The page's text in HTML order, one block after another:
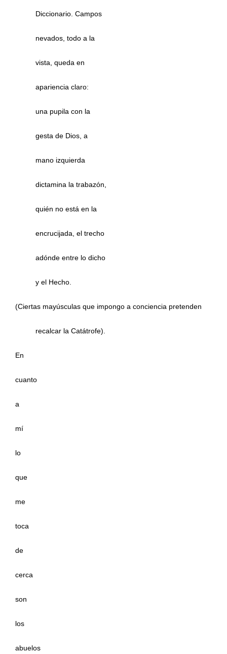
Diccionario. Campos
nevados, todo a la
vista, queda en
apariencia claro:
una pupila con la
gesta de Dios, a
mano izquierda
dictamina la trabazón,
quién no está en la
encrucijada, el trecho
adónde entre lo dicho
y el Hecho.
(Ciertas mayúsculas que impongo a conciencia pretenden
recalcar la Catátrofe).
En
cuanto
a
mí
lo
que
me
toca
de
cerca
son
los
abuelos